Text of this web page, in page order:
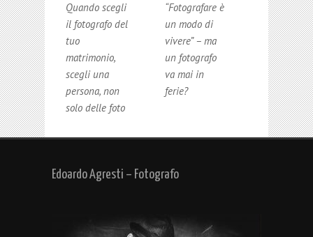
Quando scegli
il fotografo del
tuo
matrimonio,
scegli una
persona, non
solo delle foto
“Fotografare è
un modo di
vivere” – ma
un fotografo
va mai in
ferie?
Edoardo Agresti – Fotografo